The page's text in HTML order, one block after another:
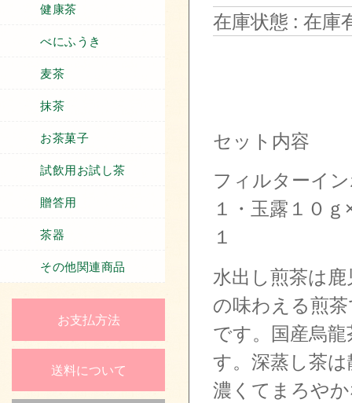
健康茶
べにふうき
麦茶
抹茶
お茶菓子
試飲用お試し茶
贈答用
茶器
その他関連商品
お支払方法
送料について
在庫状態 : 在庫
セット内容
フィルターイ
１・玉露１０
１
水出し煎茶は
の味わえる煎
です。国産烏
す。深蒸し茶
濃くてまろや